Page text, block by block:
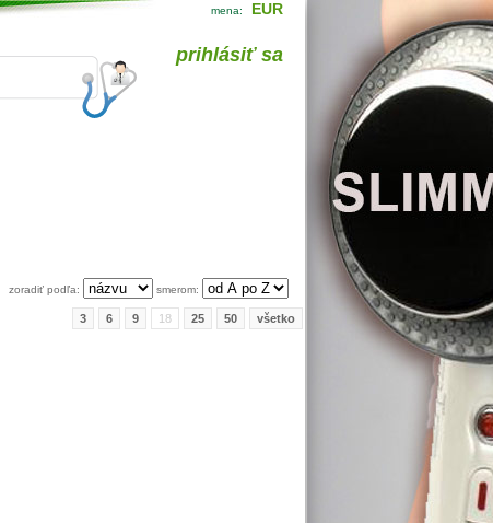
mena: EUR
prihlásiť sa
zoradiť podľa: smerom:
3 6 9 18 25 50 všetko